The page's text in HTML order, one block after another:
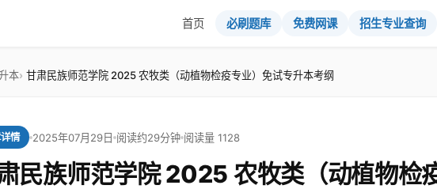
首页 必刷题库 免费网课 招生专业查询
本 甘肃民族师范学院 2025 农牧类（动植物检疫专业）免试专升本考纲
情 2025年07月29日 阅读约29分钟 阅读量 1128
民族师范学院 2025 农牧类（动植物检